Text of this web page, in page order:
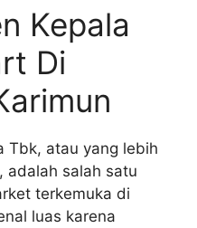
Kepala
Di
Tbk, atau yang lebih
adalah salah satu
terkemuka di
luas karena